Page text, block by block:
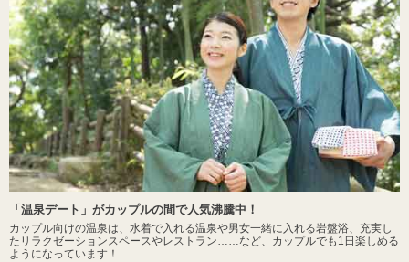
「温泉デート」がカップルの間で人気沸騰中！
カップル向けの温泉は、水着で入れる温泉や男女一緒に入れる岩盤浴、充実し
たリラクゼーションスペースやレストラン……など、カップルでも1日楽しめる
ようになっています！